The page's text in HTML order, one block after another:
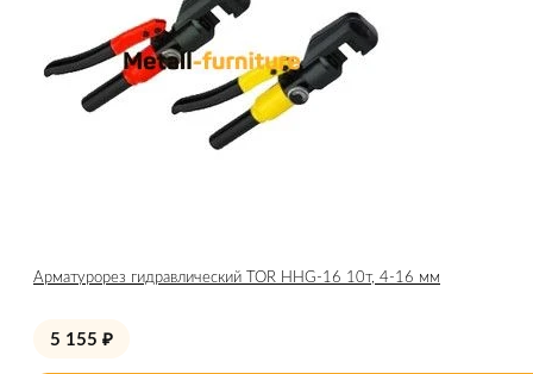
Арматурорез гидравлический TOR HHG-16 10т, 4-16 мм
5 155 ₽